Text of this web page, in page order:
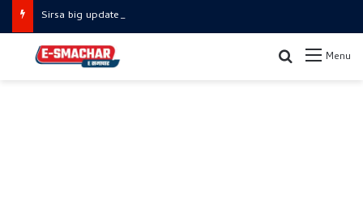
Sirsa big update: सिरसा में बड़ा प्रशासनिक दौरा
Menu
Search for